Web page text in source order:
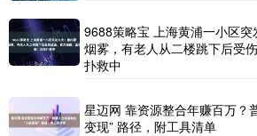
9688策略宝 上海黄浦一小区
烟雾，有老人从二楼跳下后受
扑救中
星迈网 靠资源整合年赚百万？
变现” 路径，附工具清单